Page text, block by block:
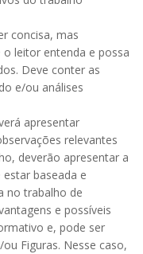
concisa, mas
leitor entenda e possa
Deve conter as
e/ou análises
apresentar
relevantes
deverão apresentar a
baseada e
no trabalho de
e possíveis
e, pode ser
Figuras. Nesse caso,